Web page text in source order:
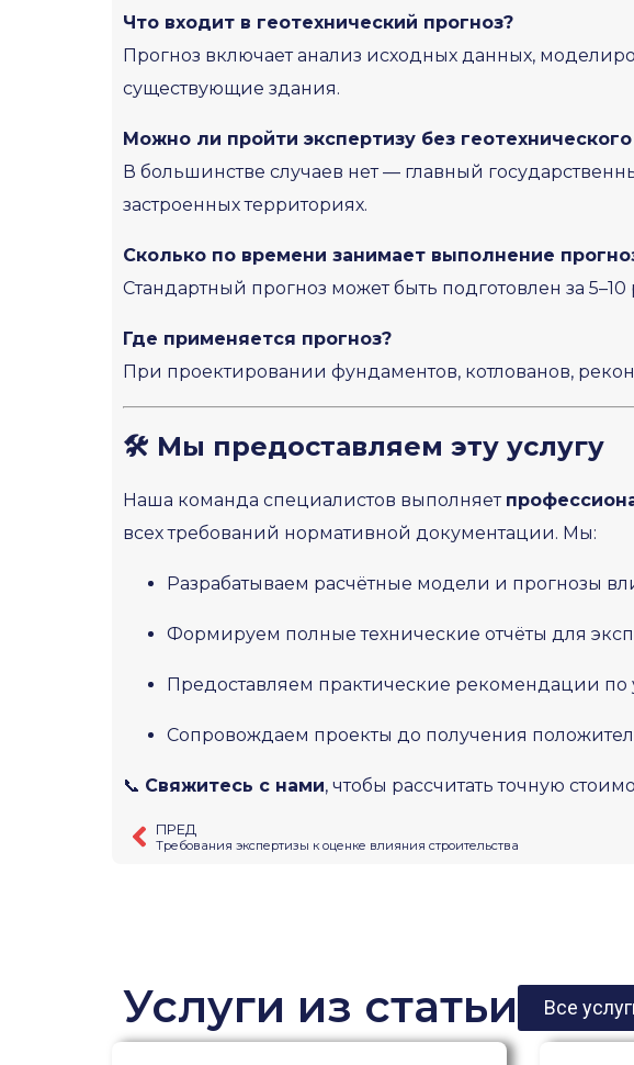
Что входит в геотехнический прогноз?
Прогноз включает анализ исходных данных,
существующие здания.
Можно ли пройти экспертизу без геотехнического
В большинстве случаев нет — главный
застроенных территориях.
Сколько по времени занимает выполнение
Стандартный прогноз может быть подготовлен за
Где применяется прогноз?
При проектировании фундаментов, котлованов,
🛠️ Мы предоставляем эту услугу
Наша команда специалистов выполняет
всех требований нормативной документации. Мы:
Разрабатываем расчётные модели и прогнозы
Формируем полные технические отчёты для
Предоставляем практические рекомендации
Сопровождаем проекты до получения
📞 Свяжитесь с нами, чтобы рассчитать точную
ПРЕД
Требования экспертизы к оценке влияния строительства
Услуги из статьи Все